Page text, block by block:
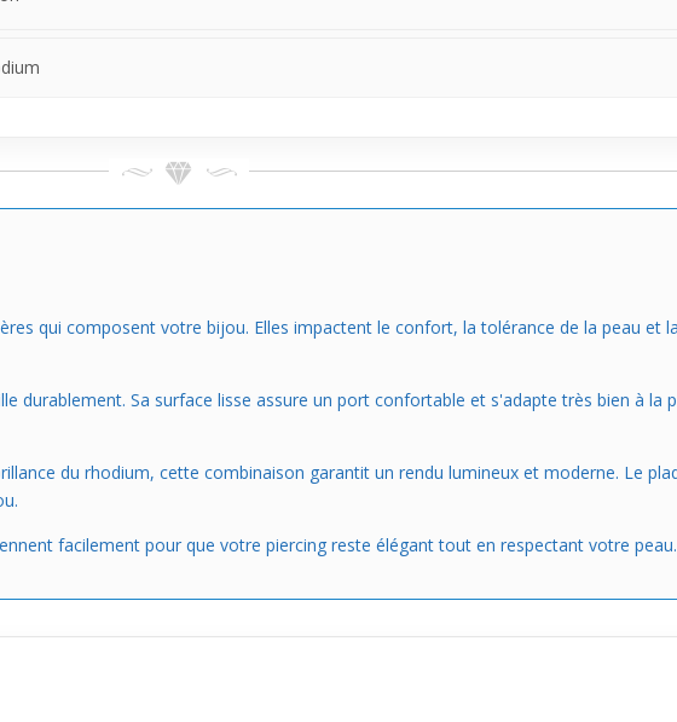
qui composent votre bijou. Elles impactent le confort, la tolérance de la peau et
durablement. Sa surface lisse assure un port confortable et s'adapte très bien à la
du rhodium, cette combinaison garantit un rendu lumineux et moderne. Le
facilement pour que votre piercing reste élégant tout en respectant votre peau.